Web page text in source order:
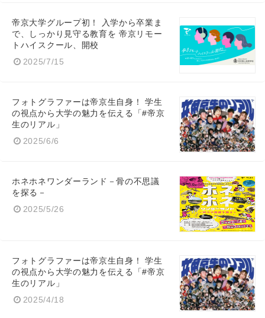
帝京大学グループ初！ 入学から卒業ま
で、しっかり見守る教育を 帝京リモー
トハイスクール、開校
2025/7/15
フォトグラファーは帝京生自身！ 学生
の視点から大学の魅力を伝える「#帝京
生のリアル」
2025/6/6
ホネホネワンダーランド－骨の不思議
を探る－
2025/5/26
フォトグラファーは帝京生自身！ 学生
の視点から大学の魅力を伝える「#帝京
生のリアル」
2025/4/18